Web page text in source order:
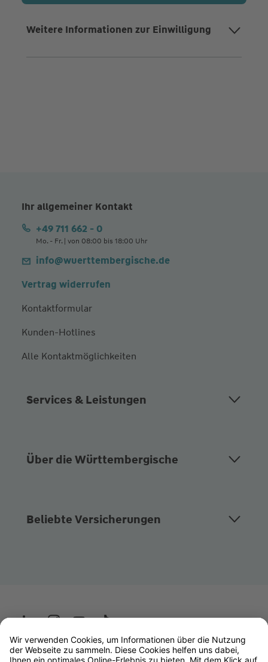
Weitere Informationen zur Einwilligung
Ihr allgemeiner Kontakt
+49 711 662 - 0
Mo. - Fr. | von 08:00 bis 18:00 Uhr
info@wuerttembergische.de
Vertrag widerrufen
Kontaktformular
Kunden-Hotlines
Alle Kontaktmöglichkeiten
Services & Leistungen
Über die Württembergische
Beliebte Versicherungen
Wüstenrot